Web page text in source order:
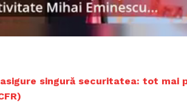
singură securitatea: tot mai